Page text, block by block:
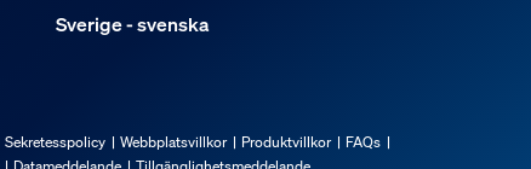
Sverige - svenska
Sekretesspolicy Webbplatsvillkor Produktvillkor
FAQs